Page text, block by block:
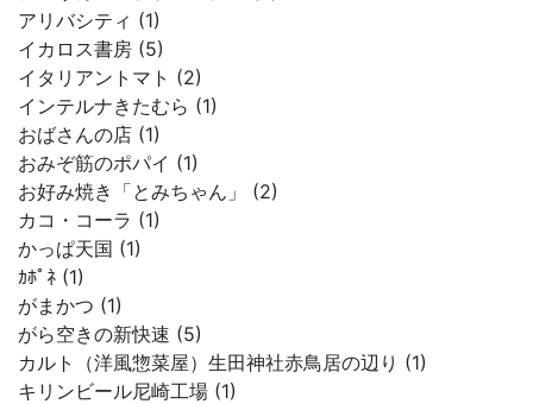
アリバシティ (1)
イカロス書房 (5)
イタリアントマト (2)
インテルナきたむら (1)
おばさんの店 (1)
おみぞ筋のポパイ (1)
お好み焼き「とみちゃん」 (2)
カコ・コーラ (1)
かっぱ天国 (1)
ｶﾎﾟﾈ (1)
がまかつ (1)
がら空きの新快速 (5)
カルト（洋風惣菜屋）生田神社赤鳥居の辺り (1)
キリンビール尼崎工場 (1)